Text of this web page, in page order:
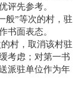
评先参考。
”等次的村，驻
书面表态。
村，取消该村驻
考虑；对第一书
派驻单位作为年